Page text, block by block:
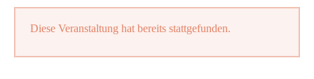
Diese Veranstaltung hat bereits stattgefunden.